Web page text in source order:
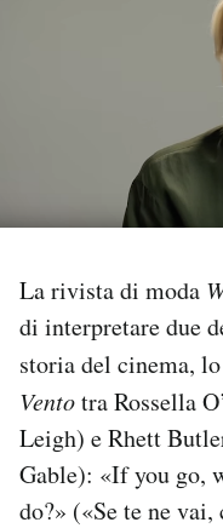
NEWSLETTER
I MIEI PREFERITI
CALENDARIO
AREA PERSONALE
La rivista di moda
di interpretare due
storia del cinema,
Ventotra Rossella
Leigh) e Rhett
Gable): «If you go,
do?» («Se te ne